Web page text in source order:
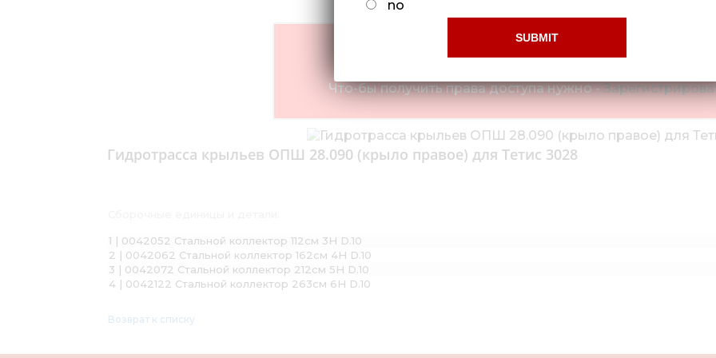
Ограниченный доступ!
Что-бы получить права доступа нужно -
Гидротрасса крыльев ОПШ 28.090 (крыло правое) для Тетис 3028
1 | 0042052 Стальной коллектор 112см 3Н D.10
2 | 0042062 Стальной коллектор 162см 4Н D.10
3 | 0042072 Стальной коллектор 212см 5Н D.10
4 | 0042122 Стальной коллектор 263см 6Н D.10
Возврат к списку
no